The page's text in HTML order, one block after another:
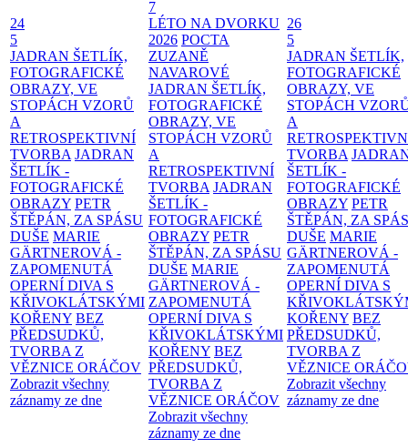
24
5
JADRAN ŠETLÍK,
FOTOGRAFICKÉ
OBRAZY, VE
STOPÁCH VZORŮ
A
RETROSPEKTIVNÍ
TVORBA JADRAN
ŠETLÍK -
FOTOGRAFICKÉ
OBRAZY PETR
ŠTĚPÁN, ZA SPÁSU
DUŠE MARIE
GÄRTNEROVÁ -
ZAPOMENUTÁ
OPERNÍ DIVA S
KŘIVOKLÁTSKÝMI
KOŘENY BEZ
PŘEDSUDKŮ,
TVORBA Z
VĚZNICE ORÁČOV
Zobrazit všechny
záznamy ze dne
7
LÉTO NA DVORKU
2026 POCTA
ZUZANĚ
NAVAROVÉ
JADRAN ŠETLÍK,
FOTOGRAFICKÉ
OBRAZY, VE
STOPÁCH VZORŮ
A
RETROSPEKTIVNÍ
TVORBA JADRAN
ŠETLÍK -
FOTOGRAFICKÉ
OBRAZY PETR
ŠTĚPÁN, ZA SPÁSU
DUŠE MARIE
GÄRTNEROVÁ -
ZAPOMENUTÁ
OPERNÍ DIVA S
KŘIVOKLÁTSKÝMI
KOŘENY BEZ
PŘEDSUDKŮ,
TVORBA Z
VĚZNICE ORÁČOV
Zobrazit všechny
záznamy ze dne
26
5
JADRAN ŠETLÍK,
FOTOGRAFICKÉ
OBRAZY, VE
STOPÁCH
A
TVORBA
ŠETLÍK -
FOTOGRAFICKÉ
OBRAZY PETR
ŠTĚPÁN, ZA
DUŠE MARIE
GÄRTNEROVÁ -
ZAPOMENUTÁ
OPERNÍ DIVA S
KOŘENY BEZ
PŘEDSUDKŮ,
TVORBA Z
VĚZNICE
Zobrazit všechny
záznamy ze dne